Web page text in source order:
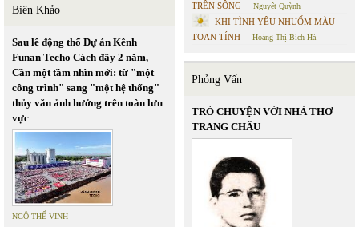
Biên Khảo
Sau lễ động thổ Dự án Kênh
Funan Techo Cách đây 2 năm,
Cần một tầm nhìn mới: từ "một
công trình" sang "một hệ thống"
thủy văn ảnh hưởng trên toàn lưu
vực
NGÔ THẾ VINH
TRÊN SÔNG
Nguyệt Quỳnh
KHI TÌNH YÊU NHUỐM MÀU
TOAN TÍNH
Hoàng Thị Bích Hà
Phỏng Vấn
TRÒ CHUYỆN VỚI NHÀ THƠ
TRANG CHÂU